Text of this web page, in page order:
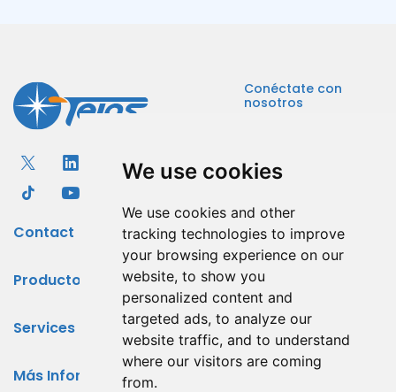
We use cookies
We use cookies and other
tracking technologies to improve
your browsing experience on our
website, to show you
personalized content and
targeted ads, to analyze our
website traffic, and to understand
where our visitors are coming
from.
Conéctate con
nosotros
Contact
Productos
Services
Más Información